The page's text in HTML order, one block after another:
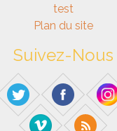
test
Plan du site
Suivez-Nous